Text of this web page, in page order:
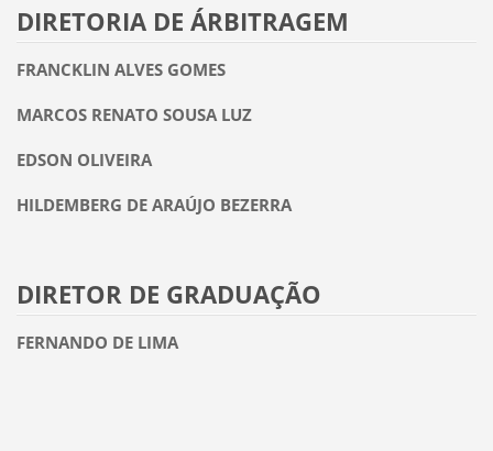
DIRETORIA DE ÁRBITRAGEM
FRANCKLIN ALVES GOMES
MARCOS RENATO SOUSA LUZ
EDSON OLIVEIRA
HILDEMBERG DE ARAÚJO BEZERRA
DIRETOR DE GRADUAÇÃO
FERNANDO DE LIMA